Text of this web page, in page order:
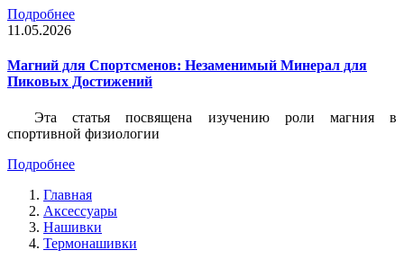
Подробнее
11.05.2026
Магний для Спортсменов: Незаменимый Минерал для
Пиковых Достижений
Эта статья посвящена изучению роли магния в
спортивной физиологии
Подробнее
Главная
Аксессуары
Нашивки
Термонашивки